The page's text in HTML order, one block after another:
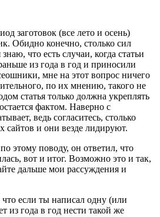
заготовок (все лето и осень)
Обидно конечно, столько сил
что есть случаи, когда статьи
из года в год и приносили
мне на этот вопрос ничего
по их мнению, такого не
статья только должна укреплять
фактом. Наверно с
ведь согласитесь, столько
сайтов и они везде лидируют.
этому поводу, он ответил, что
вот и итог. Возможно это и так,
дальше мои рассуждения и
если ты написал одну (или
из года в год нести такой же